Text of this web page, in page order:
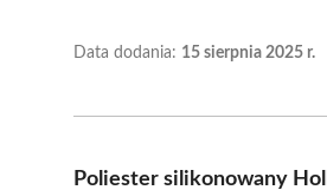
Data dodania: 15 sierpnia 2025 r.
Poliester silikonowany